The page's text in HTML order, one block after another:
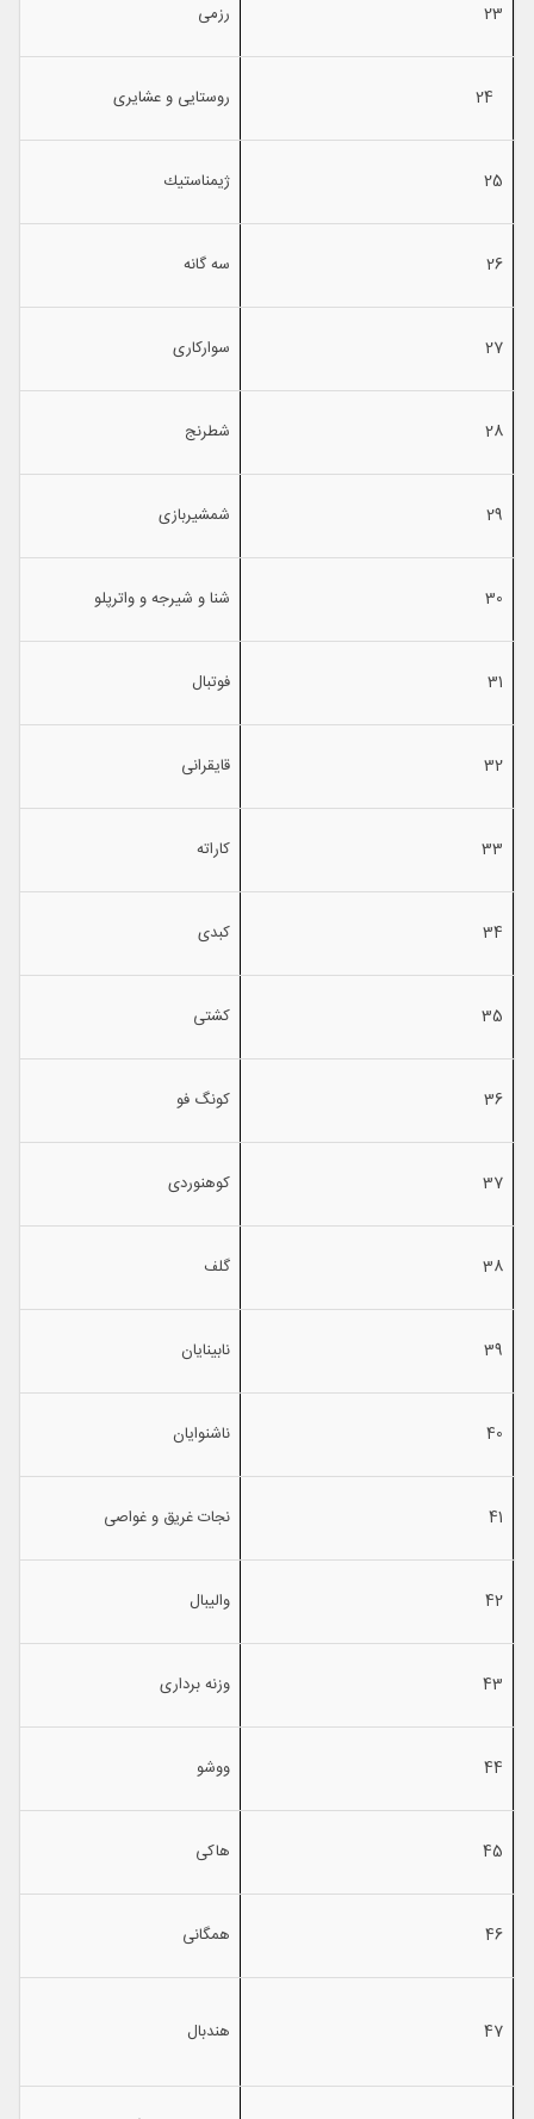
23 رزمی
روستایی و عشایری
25 ژیمناستیك
26 سه گانه
27 سواركاری
28 شطرنج
29 شمشیربازی
30 شنا و شیرجه و واترپلو
31 فوتبال
32 قایقرانی
33 كاراته
34 كبدی
35 كشتی
36 كونگ فو
37 كوهنوردی
38 گلف
39 نابینایان
40 ناشنوایان
41 نجات غریق و غواصی
42 والیبال
43 وزنه برداری
44 ووشو
45 هاكی
46 همگانی
47 هندبال